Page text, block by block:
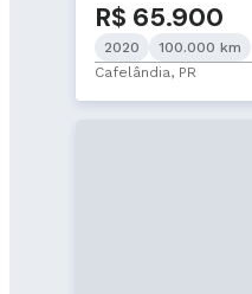
R$ 65.900
2020
100.000 km
Cafelândia, PR